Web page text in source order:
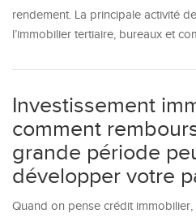
rendement. La principale activité
l’immobilier tertiaire, bureaux et
Investissement
comment
grande période
développer votre
Quand on pense crédit